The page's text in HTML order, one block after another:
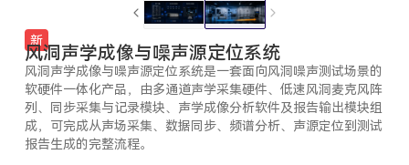
新
风洞声学成像与噪声源定位系统
风洞声学成像与噪声源定位系统是一套面向风洞噪声测试场景的
软硬件一体化产品，由多通道声学采集硬件、低速风洞麦克风阵
列、同步采集与记录模块、声学成像分析软件及报告输出模块组
成，可完成从声场采集、数据同步、频谱分析、声源定位到测试
报告生成的完整流程。